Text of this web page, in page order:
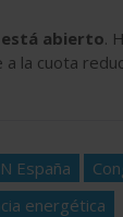
está abierto.
la cuota
España
energética